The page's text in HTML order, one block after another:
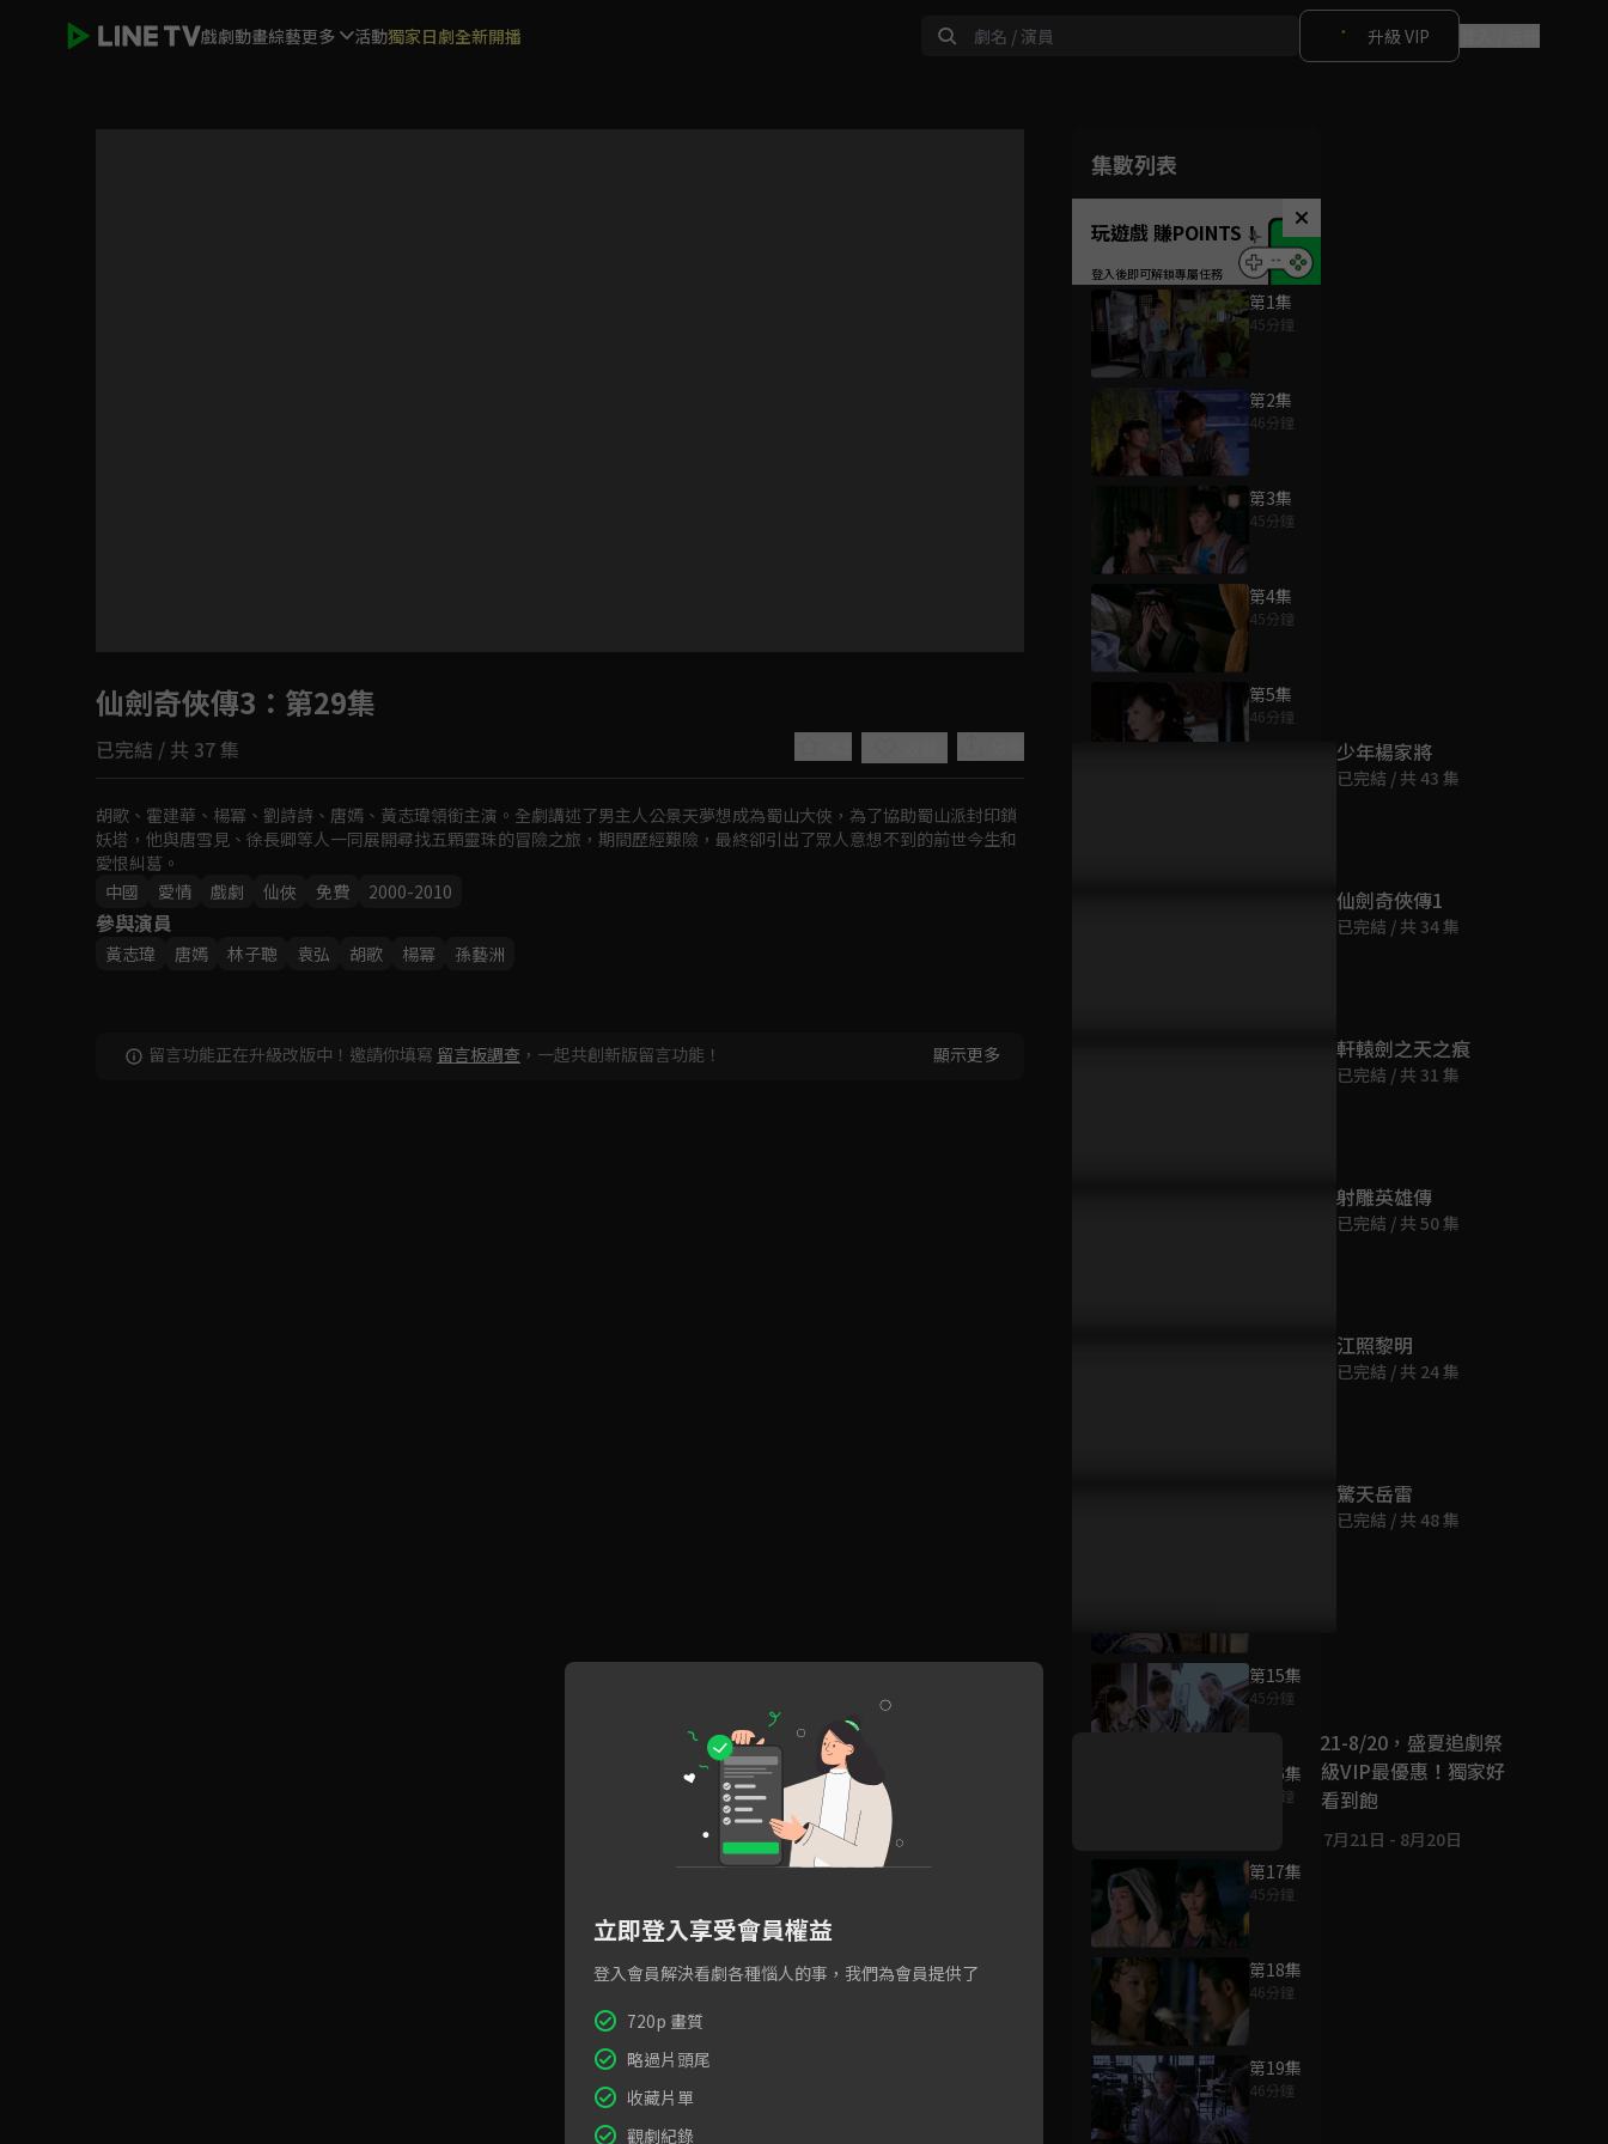
戲劇動畫綜藝更多 活動獨家日劇全新開播 升級 VIP
如有不便請見諒
集數列表
玩遊戲 賺POINTS！
第1集
45分鐘
第2集
46分鐘
第3集
45分鐘
第4集
45分鐘
第5集
46分鐘
第15集
45分鐘
第16集
47分鐘
第17集
45分鐘
第18集
46分鐘
第19集
46分鐘
仙劍奇俠傳3 ：第29集
已完結 / 共 37 集
胡歌、霍建華、楊冪、劉詩詩、唐嫣、黃志瑋領銜主演。全劇講述了男主人公景天夢想成為蜀山大俠，為了協助蜀山派封印鎖
妖塔，他與唐雪見、徐長卿等人一同展開尋找五顆靈珠的冒險之旅，期間歷經艱險，最終卻引出了眾人意想不到的前世今生和
愛恨糾葛。
中國
愛情 戲劇 仙俠 免費 2000-2010
參與演員
黃志瑋 唐嫣 林子聰 袁弘 胡歌 楊冪 孫藝洲
留言功能正在升級改版中！邀請你填寫 留言板調查 ，一起共創新版留言功能！ 顯示更多
為您推薦
少年楊家將
已完結 / 共 43 集
仙劍奇俠傳1
已完結 / 共 34 集
軒轅劍之天之痕
已完結 / 共 31 集
射雕英雄傳
已完結 / 共 50 集
江照黎明
已完結 / 共 24 集
驚天岳雷
已完結 / 共 48 集
好康資訊
7/21-8/20，盛夏追劇祭
升級VIP最優惠！獨家好
戲看到飽
7月21日 - 8月20日
立即登入享受會員權益
登入會員解決看劇各種惱人的事，我們為會員提供了
720p 畫質
略過片頭尾
收藏片單
觀劇紀錄